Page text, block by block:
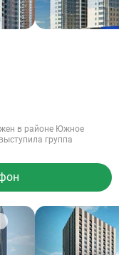
в районе Южное
группа